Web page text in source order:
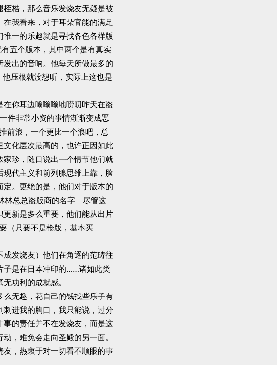
梏，那么音乐发烧友无疑是被
我看来，对于耳朵官能的满足
一的乐趣就是寻找各色各样版
五个版本，其中两个是有真实
出的音响。他每天所做最多的
压根就没想听，实际上这也是
你耳边嗡嗡嗡地唠叨昨天在盗
件非常小资的事情渐渐变成恶
前浪，一个更比一个浪吧，总
化层次最高的，也许正因如此
珍，随口说出一个情节他们就
代主义和前列腺思维上靠，脸
定。更绝的是，他们对于版本的
林总总盗版商的名字，尽管这
新是多么重要，他们能从出片
（只要不是枪版，基本买
发烧友）他们在角逐的范畴往
子是在日本冲印的……诸如此类
功利的成就感。
无趣，花自己的钱找些乐子有
进我的胸口，我只能说，过分
的责任并不在发烧友，而是这
，难免会走向圣殿的另一面。
，热衷于对一切看不顺眼的事